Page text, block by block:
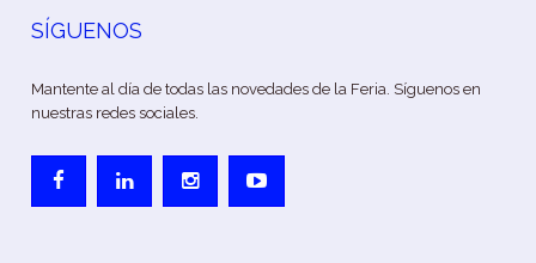
SÍGUENOS
Mantente al día de todas las novedades de la Feria. Síguenos en
nuestras redes sociales.